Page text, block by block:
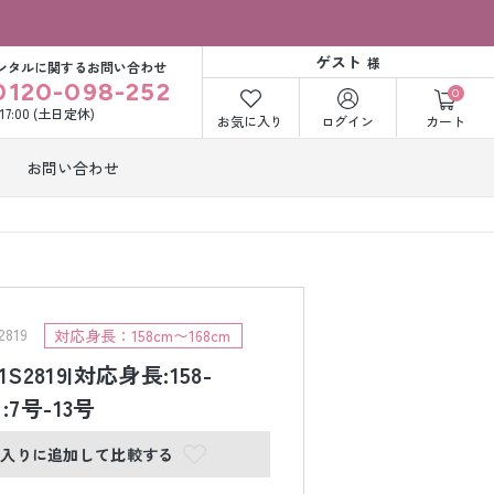
タルに関するお問い合わせ
098-252
(土日定休)
ゲスト 様
お気に入り ログイン
0
カート
お問い合わせ
レンタル
レンタル
紋付袴レンタル
掛&紋付袴
タル
対応身長：158cm〜168cm
対応身長:158-
号-13号
りに追加して比較する